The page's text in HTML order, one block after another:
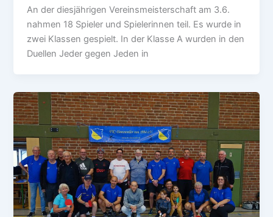
An der diesjährigen Vereinsmeisterschaft am 3.6.
nahmen 18 Spieler und Spielerinnen teil. Es wurde in
zwei Klassen gespielt. In der Klasse A wurden in den
Duellen Jeder gegen Jeden in